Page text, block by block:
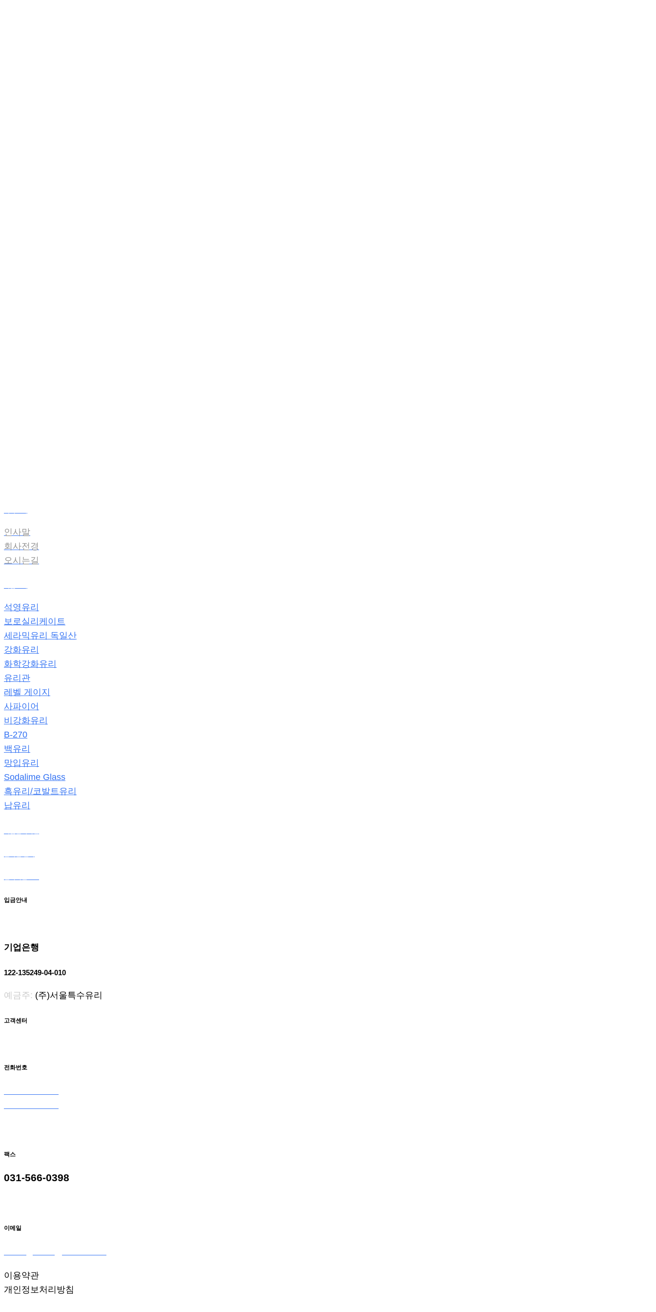
인사말
회사전경
오시는길
석영유리
보로실리케이트
세라믹유리 독일산
강화유리
화학강화유리
유리관
레벨 게이지
사파이어
비강화유리
B-270
백유리
망입유리
Sodalime Glass
흑유리/코발트유리
납유리
입금안내
기업은행
122-135249-04-010
예금주: (주)서울특수유리
고객센터
전화번호
팩스
031-566-0398
이메일
이용약관
개인정보처리방침